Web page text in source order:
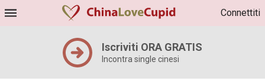
Connettiti
Iscriviti ORA GRATIS
Incontra single cinesi